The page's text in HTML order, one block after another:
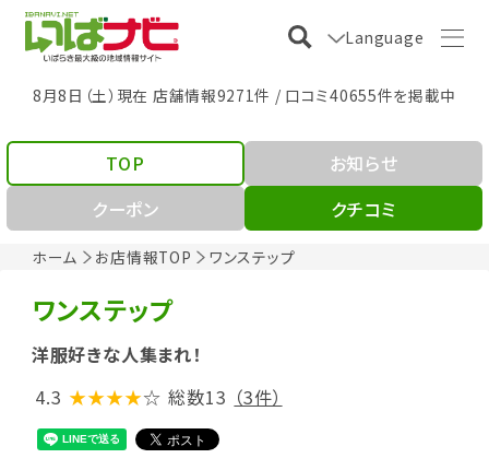
Language
8月8日（土）現在 店舗情報9271件 / 口コミ40655件を掲載中
ホーム お店情報TOP ワンステップ
TOP
お知らせ
クーポン
クチコミ
ワンステップ
洋服好きな人集まれ！
4.3 ★★★★☆ 総数13 （3件）